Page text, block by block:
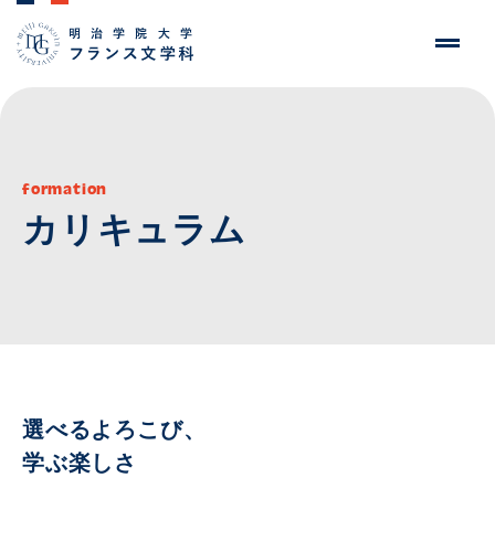
formation
カリキュラム
選べるよろこび、
学ぶ楽しさ